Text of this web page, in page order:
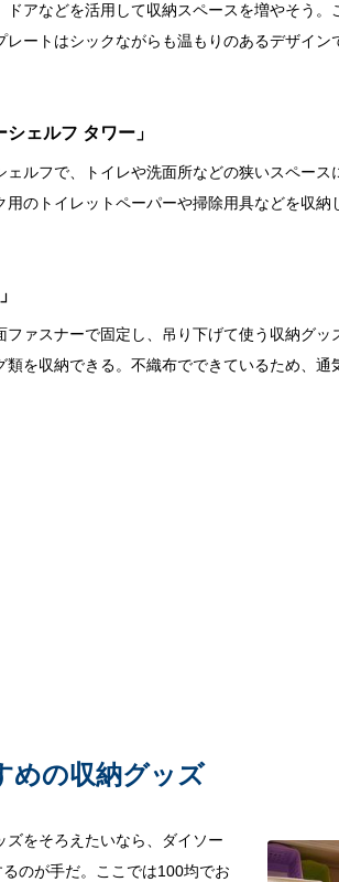
ドアなどを活用して収納スペースを増やそう
ートはシックながらも温もりのあるデザイン
ェルフ タワー」
ルフで、トイレや洗面所などの狭いスペー
のトイレットペーパーや掃除用具などを収納
ァスナーで固定し、吊り下げて使う収納グッ
を収納できる。不織布でできているため、通
めの収納グッズ
ズをそろえたいなら、ダイソー
のが手だ。ここでは100均でお